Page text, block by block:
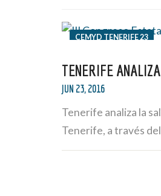
CEMYD TENERIFE 23
TENERIFE
JUN 23, 2016
Tenerife analiza la
Tenerife, a través